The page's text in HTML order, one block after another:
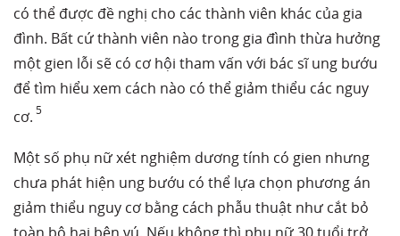
có thể được đề nghị cho các thành viên khác của gia
đình. Bất cứ thành viên nào trong gia đình thừa hưởng
một gien lỗi sẽ có cơ hội tham vấn với bác sĩ ung bướu
để tìm hiểu xem cách nào có thể giảm thiểu các nguy
cơ. 5
Một số phụ nữ xét nghiệm dương tính có gien nhưng
chưa phát hiện ung bướu có thể lựa chọn phương án
giảm thiểu nguy cơ bằng cách phẫu thuật như cắt bỏ